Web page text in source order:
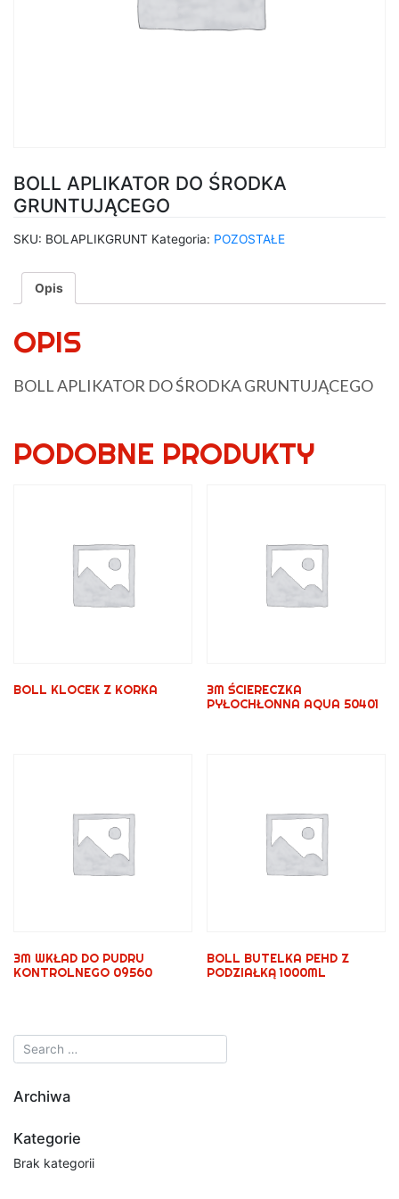
BOLL APLIKATOR DO ŚRODKA
GRUNTUJĄCEGO
SKU: BOLAPLIKGRUNT Kategoria: POZOSTAŁE
Opis
OPIS
BOLL APLIKATOR DO ŚRODKA GRUNTUJĄCEGO
PODOBNE PRODUKTY
BOLL KLOCEK Z KORKA
3M ŚCIERECZKA
PYŁOCHŁONNA AQUA 50401
3M WKŁAD DO PUDRU
KONTROLNEGO 09560
BOLL BUTELKA PEHD Z
PODZIAŁKĄ 1000ML
Archiwa
Kategorie
Brak kategorii